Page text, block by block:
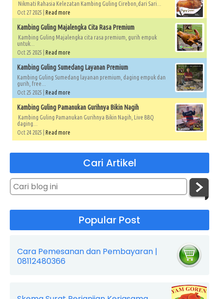
Nikmati Rahasia Kelezatan Kambing Guling Cirebon,dari Sari...
Oct 27 2025 | Read more
Kambing Guling Majalengka Cita Rasa Premium
Kambing Guling Majalengka cita rasa premium, gurih empuk
untuk...
Oct 25 2025 | Read more
Kambing Guling Sumedang Layanan Premium
Kambing Guling Sumedang layanan premium, daging empuk dan
gurih, free...
Oct 25 2025 | Read more
Kambing Guling Pamanukan Gurihnya Bikin Nagih
Kambing Guling Pamanukan Gurihnya Bikin Nagih, Live BBQ
daging...
Oct 24 2025 | Read more
Cari Artikel
Popular Post
Cara Pemesanan dan Pembayaran |
08112480366